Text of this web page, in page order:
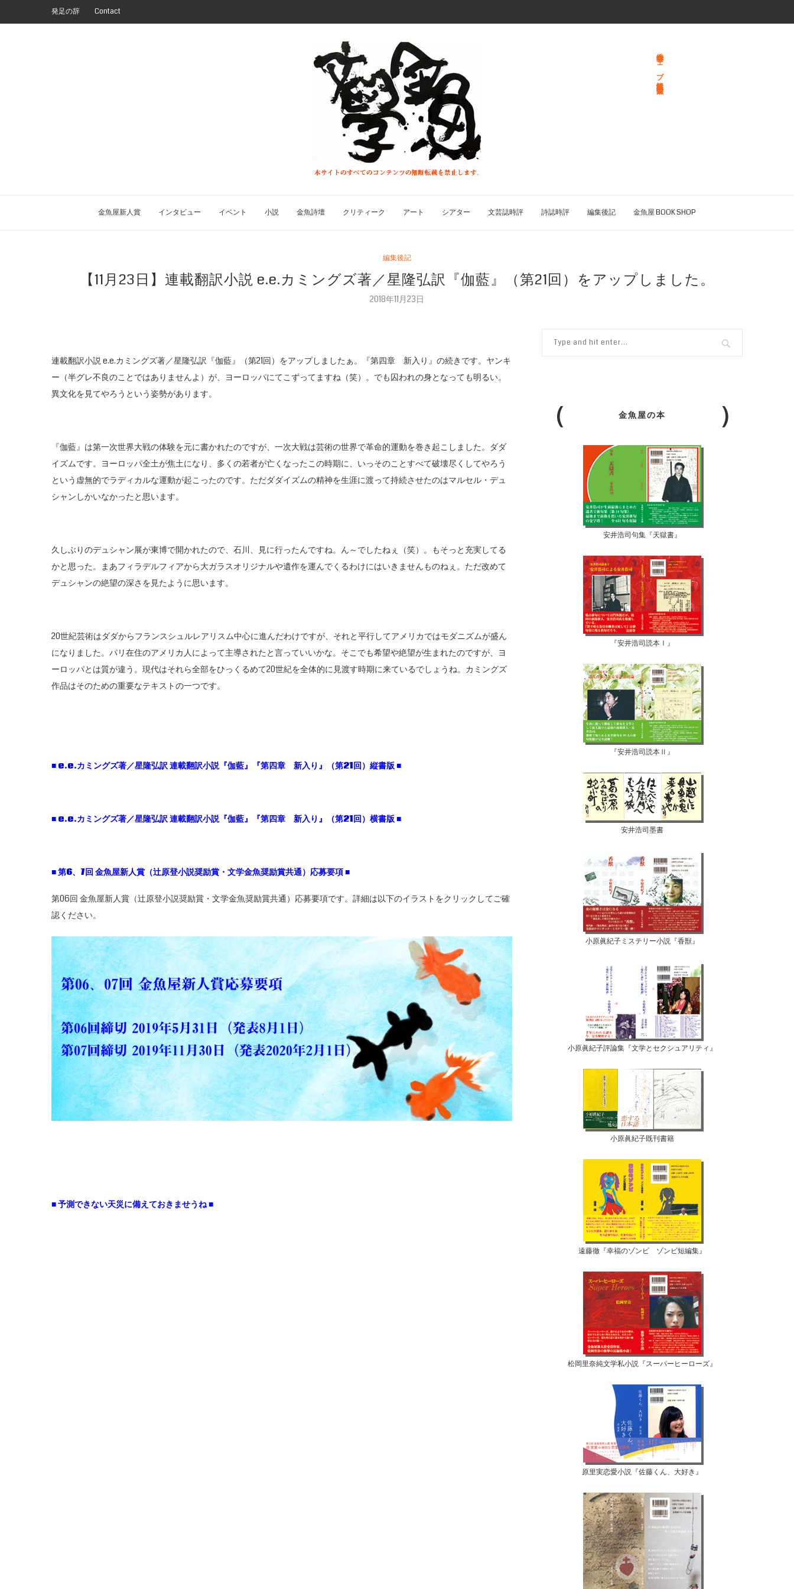
発足の辞 Contact
総合文学ウェブ情報誌 文学金魚
金魚屋新人賞 インタビュー イベント 小説 金魚詩壇 クリティーク アート シアター 文芸誌時評 詩誌時評 編集後記 金魚屋 BOOK SHOP
編集後記
【11月23日】連載翻訳小説 e.e.カミングズ著／星隆弘訳『伽藍』（第21回）をアップしました。
2018年11月23日
連載翻訳小説 e.e.カミングズ著／星隆弘訳『伽藍』（第21回）をアップしましたぁ。『第四章 新入り』の続きです。ヤンキ
ー（半グレ不良のことではありませんよ）が、ヨーロッパにてこずってますね（笑）。でも囚われの身となっても明るい。
異文化を見てやろうという姿勢があります。
『伽藍』は第一次世界大戦の体験を元に書かれたのですが、一次大戦は芸術の世界で革命的運動を巻き起こしました。ダダ
イズムです。ヨーロッパ全土が焦土になり、多くの若者が亡くなったこの時期に、いっそのことすべて破壊尽くしてやろう
という虚無的でラディカルな運動が起こったのです。ただダダイズムの精神を生涯に渡って持続させたのはマルセル・デュ
シャンしかいなかったと思います。
久しぶりのデュシャン展が東博で開かれたので、石川、見に行ったんですね。ん～でしたねぇ（笑）。もそっと充実してる
かと思った。まあフィラデルフィアから大ガラスオリジナルや遺作を運んでくるわけにはいきませんものねぇ。ただ改めて
デュシャンの絶望の深さを見たように思います。
20世紀芸術はダダからフランスシュルレアリスム中心に進んだわけですが、それと平行してアメリカではモダニズムが盛ん
になりました。パリ在住のアメリカ人によって主導されたと言っていいかな。そこでも希望や絶望が生まれたのですが、ヨ
ーロッパとは質が違う。現代はそれら全部をひっくるめて20世紀を全体的に見渡す時期に来ているでしょうね。カミングズ
作品はそのための重要なテキストの一つです。
■ e.e.カミングズ著／星隆弘訳連載翻訳小説『伽藍』『第四章 新入り』（第21回）縦書版 ■
■ e.e.カミングズ著／星隆弘訳連載翻訳小説『伽藍』『第四章 新入り』（第21回）横書版 ■
■第6、7回 金魚屋新人賞（辻原登小説奨励賞・文学金魚奨励賞共通）応募要項■
第06回 金魚屋新人賞（辻原登小説奨励賞・文学金魚奨励賞共通）応募要項です。詳細は以下のイラストをクリックしてご確
認ください。
■ 予測できない天災に備えておきませうね ■
金魚屋の本
安井浩司句集『天獄書』
『安井浩司読本Ⅰ』
『安井浩司読本Ⅱ』
安井浩司墨書
小原眞紀子ミステリー小説『香獣』
小原眞紀子評論集『文学とセクシュアリティ』
小原眞紀子既刊書籍
遠藤徹『幸福のゾンビ ゾンビ短編集』
松岡里奈純文学私小説『スーパーヒーローズ』
原里実恋愛小説『佐藤くん、大好き』